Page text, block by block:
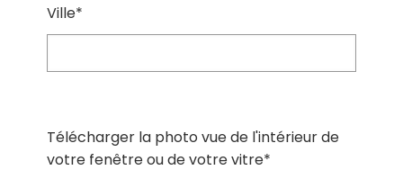
Ville*
Télécharger la photo vue de l'intérieur de
votre fenêtre ou de votre vitre*